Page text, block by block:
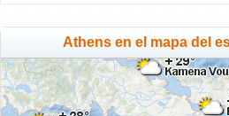
Athens en el mapa del